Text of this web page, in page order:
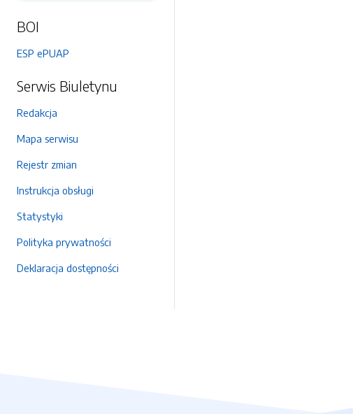
BOI
ESP ePUAP
Serwis Biuletynu
Redakcja
Mapa serwisu
Rejestr zmian
Instrukcja obsługi
Statystyki
Polityka prywatności
Deklaracja dostępności